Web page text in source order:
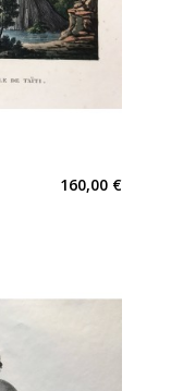
160,00 €